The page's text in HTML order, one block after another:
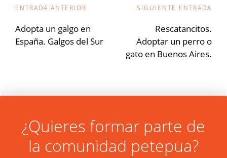
Navegación
de
ENTRADA ANTERIOR
Adopta un galgo en
España. Galgos del Sur
SIGUIENTE ENTRADA
Rescatancitos.
Adoptar un perro o
gato en Buenos Aires.
¿Quieres formar parte de
la comunidad petepua?